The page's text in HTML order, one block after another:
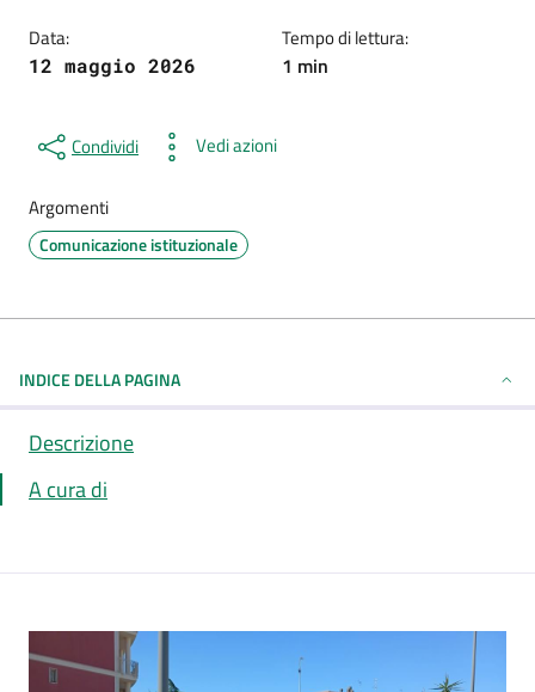
Data:
12 maggio 2026
Tempo di lettura:
1 min
Condividi Vedi azioni
Argomenti
Comunicazione istituzionale
INDICE DELLA PAGINA
Descrizione
A cura di